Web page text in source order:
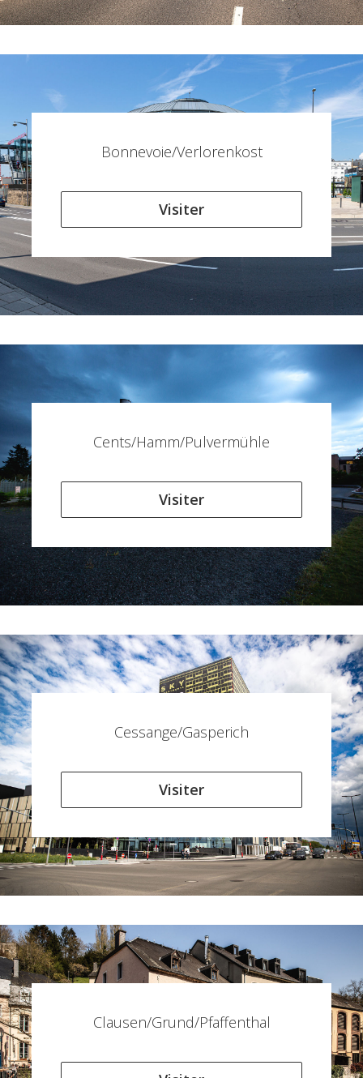
Bonnevoie/Verlorenkost
Visiter
Cents/Hamm/Pulvermühle
Visiter
Cessange/Gasperich
Visiter
Clausen/Grund/Pfaffenthal